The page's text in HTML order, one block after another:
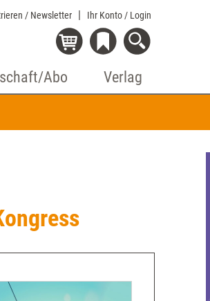
/ Newsletter Ihr Konto / Login
Abo Verlag